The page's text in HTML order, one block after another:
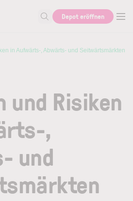
Suche nach Aktie, Autor...
Depot eröffnen
in Aufwärts-, Abwärts- und Seitwärtsmärkten
und Risiken
,
und